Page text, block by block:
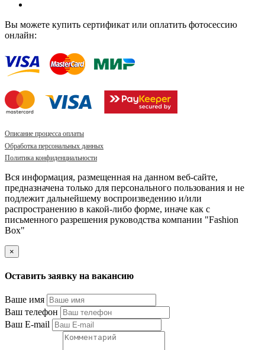
Вы можете купить сертификат или оплатить фотосессию
онлайн:
Описание процесса оплаты
Обработка персональных данных
Политика конфиденциальности
Вся информация, размещенная на данном веб-сайте,
предназначена только для персонального пользования и не
подлежит дальнейшему воспроизведению и/или
распространению в какой-либо форме, иначе как с
письменного разрешения руководства компании "Fashion
Box"
×
Оставить заявку на вакансию
Ваше имя
Ваш телефон
Ваш E-mail